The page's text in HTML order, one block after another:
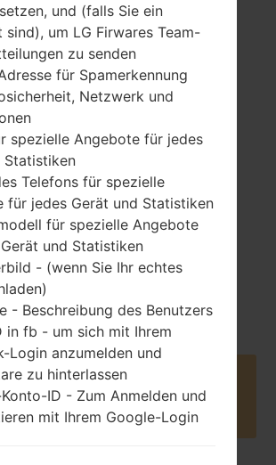
(7.72
nicht entfernbar
Li-Po 4000 mAh
10
on Amazon
und (falls Sie ein
sind), um LG Firwares Team-
zu senden
für Spamerkennung
Netzwerk und
spezielle Angebote für jedes
Statistiken
Telefons für spezielle
für jedes Gerät und Statistiken
für spezielle Angebote
und Statistiken
- (wenn Sie Ihr echtes
- Beschreibung des Benutzers
in fb - um sich mit Ihrem
Login anzumelden und
zu hinterlassen
ID - Zum Anmelden und
mit Ihrem Google-Login